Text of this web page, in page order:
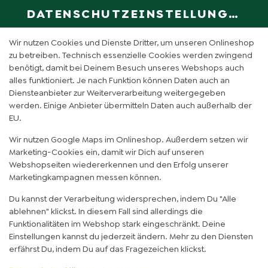
DATENSCHUTZEINSTELLUNGEN
Wir nutzen Cookies und Dienste Dritter, um unseren Onlineshop
zu betreiben. Technisch essenzielle Cookies werden zwingend
benötigt, damit bei Deinem Besuch unseres Webshops auch
alles funktioniert. Je nach Funktion können Daten auch an
Diensteanbieter zur Weiterverarbeitung weitergegeben
werden. Einige Anbieter übermitteln Daten auch außerhalb der
EU.
Wir nutzen Google Maps im Onlineshop. Außerdem setzen wir
Marketing-Cookies ein, damit wir Dich auf unseren
Webshopseiten wiedererkennen und den Erfolg unserer
Marketingkampagnen messen können.
Du kannst der Verarbeitung widersprechen, indem Du "Alle
ablehnen" klickst. In diesem Fall sind allerdings die
Funktionalitäten im Webshop stark eingeschränkt. Deine
Einstellungen kannst du jederzeit ändern. Mehr zu den Diensten
erfährst Du, indem Du auf das Fragezeichen klickst.
DE
FILET HELDEN KARTOFFEL